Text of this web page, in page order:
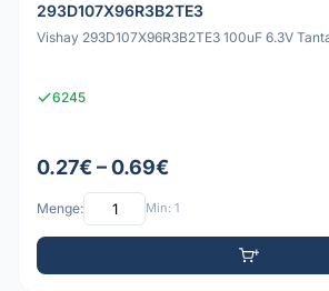
293D107X96R3B2TE3
Vishay 293D107X96R3B2TE3 100uF 6.3V
6245
0.27€ – 0.69€
Menge: Min: 1